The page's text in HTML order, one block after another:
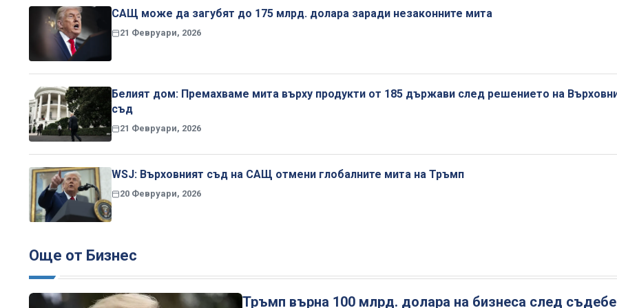
САЩ може да загубят до 175 млрд. долара заради незаконните мита
21 Февруари, 2026
Белият дом: Премахваме мита върху продукти от 185 държави след решението на
съд
21 Февруари, 2026
WSJ: Върховният съд на САЩ отмени глобалните мита на Тръмп
20 Февруари, 2026
Още от Бизнес
Тръмп върна 100 млрд. долара на бизнеса след